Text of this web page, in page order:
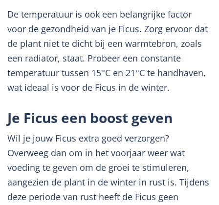
De temperatuur is ook een belangrijke factor
voor de gezondheid van je Ficus. Zorg ervoor dat
de plant niet te dicht bij een warmtebron, zoals
een radiator, staat. Probeer een constante
temperatuur tussen 15°C en 21°C te handhaven,
wat ideaal is voor de Ficus in de winter.
Je Ficus een boost geven
Wil je jouw Ficus extra goed verzorgen?
Overweeg dan om in het voorjaar weer wat
voeding te geven om de groei te stimuleren,
aangezien de plant in de winter in rust is. Tijdens
deze periode van rust heeft de Ficus geen